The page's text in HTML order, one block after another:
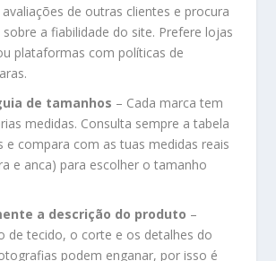
de outras clientes e procura
a fiabilidade do site. Prefere lojas
plataformas com políticas de
de tamanhos – Cada marca tem
medidas. Consulta sempre a tabela
e compara com as tuas medidas reais
e anca) para escolher o tamanho
a descrição do produto –
de tecido, o corte e os detalhes do
podem enganar, por isso é